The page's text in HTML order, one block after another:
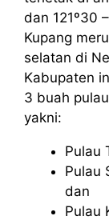
dan 121º30
Kupang
selatan di
Kabupaten
3 buah
yakni:
Pulau
Pulau
dan
Pulau